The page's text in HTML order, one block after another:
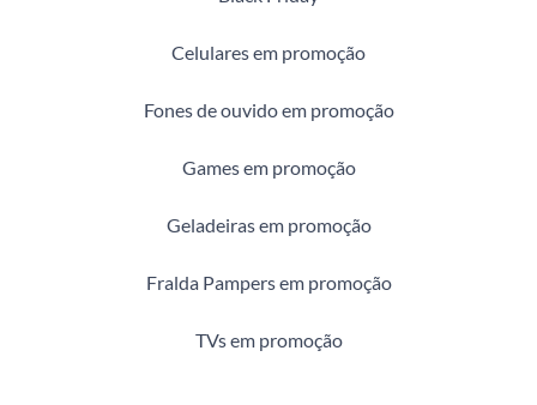
Celulares em promoção
Fones de ouvido em promoção
Games em promoção
Geladeiras em promoção
Fralda Pampers em promoção
TVs em promoção